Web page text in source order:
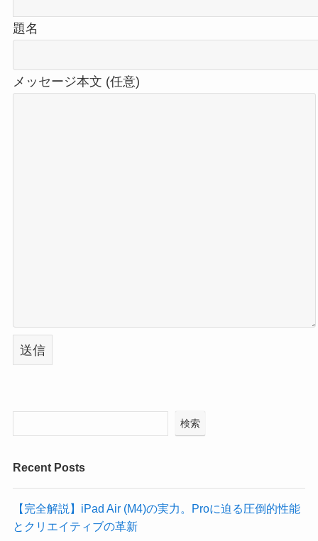
題名
メッセージ本文 (任意)
検索
Recent Posts
【完全解説】iPad Air (M4)の実力。Proに迫る圧倒的性能
とクリエイティブの革新